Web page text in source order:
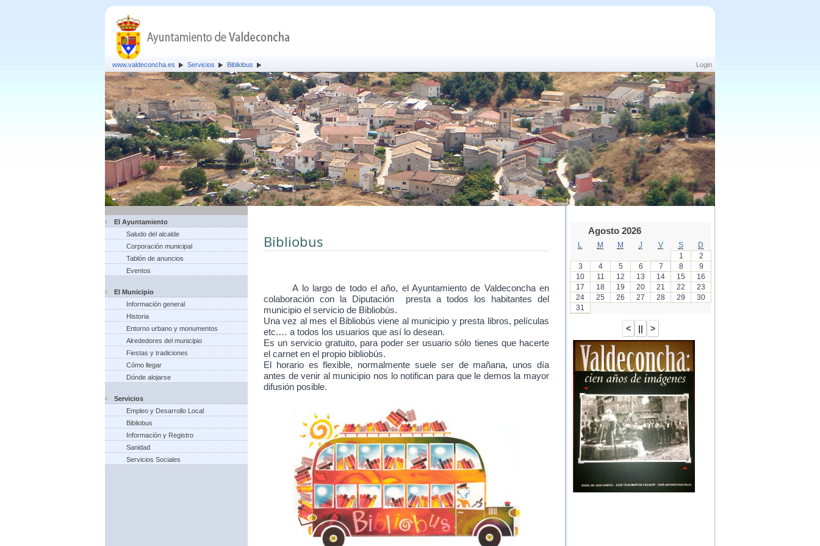
Login
www.valdeconcha.es Servicios Bibliobus
El Ayuntamiento
Saludo del alcalde
Corporación municipal
Tablón de anuncios
Eventos
El Municipio
Información general
Historia
Entorno urbano y monumentos
Alrededores del municipio
Fiestas y tradiciones
Cómo llegar
Dónde alojarse
Servicios
Empleo y Desarrollo Local
Bibliobus
Información y Registro
Sanidad
Servicios Sociales
Bibliobus
A lo largo de todo el año, el Ayuntamiento de Valdeconcha en
colaboración con la Diputación presta a todos los habitantes del
municipio el servicio de Bibliobús.
Una vez al mes el Bibliobús viene al municipio y presta libros, películas
etc.… a todos los usuarios que así lo desean.
Es un servicio gratuito, para poder ser usuario sólo tienes que hacerte
el carnet en el propio bibliobús.
El horario es flexible, normalmente suele ser de mañana, unos día
antes de venir al municipio nos lo notifican para que le demos la mayor
difusión posible.
Agosto 2026
M M J V S
D
1
2
3
4 5 6 7 8
9
10
11 12 13 14 15
16
17
18 19 20 21 22
23
24
25 26 27 28 29
30
31